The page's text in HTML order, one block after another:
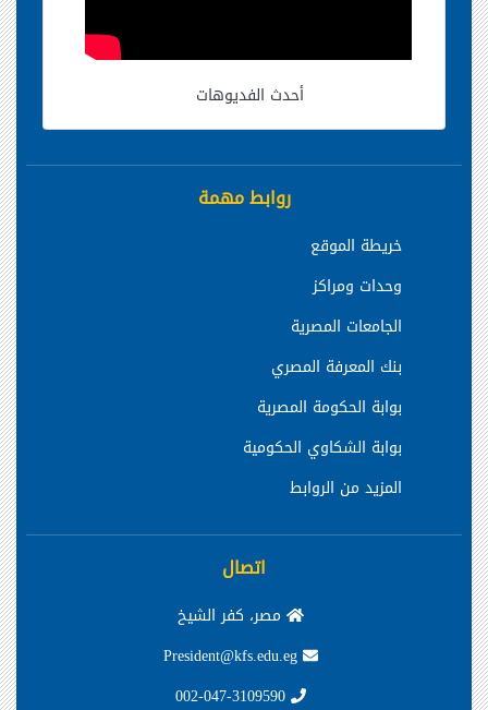
أحدث الفديوهات
روابط مهمة
خريطة الموقع
وحدات ومراكز
الجامعات المصرية
بنك المعرفة المصري
بوابة الحكومة المصرية
بوابة الشكاوي الحكومية
المزيد من الروابط
اتصال
مصر، كفر الشيخ